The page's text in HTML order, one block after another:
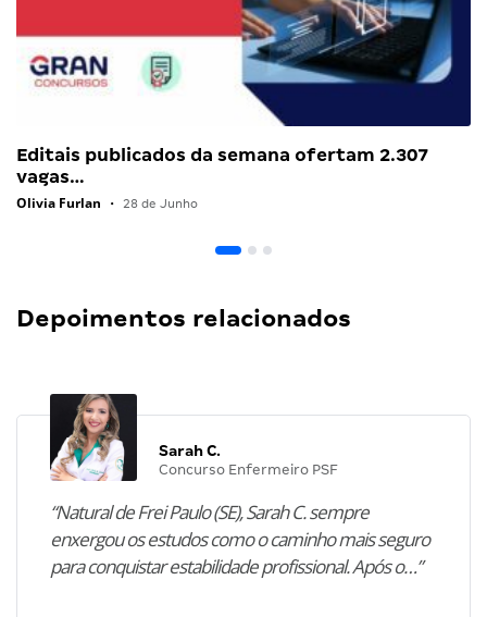
Editais publicados da semana ofertam 2.307
vagas…
Olivia Furlan • 28 de Junho
Depoimentos relacionados
Sarah C.
Concurso Enfermeiro PSF
“Natural de Frei Paulo (SE), Sarah C. sempre
enxergou os estudos como o caminho mais seguro
para conquistar estabilidade profissional. Após o…”